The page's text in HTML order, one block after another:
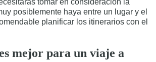
tomar en consideración la
posiblemente haya entre un lugar y el
planificar los itinerarios con el
mejor para un viaje a